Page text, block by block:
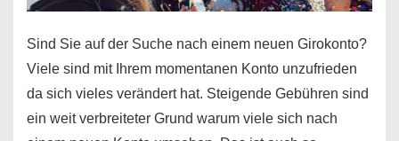
Sind Sie auf der Suche nach einem neuen Girokonto?
Viele sind mit Ihrem momentanen Konto unzufrieden
da sich vieles verändert hat. Steigende Gebühren sind
ein weit verbreiteter Grund warum viele sich nach